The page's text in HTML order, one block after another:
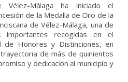
Vélez-Málaga ha iniciado el
de la Medalla de Oro de la
de Vélez-Málaga, una de
importantes recogidas en el
de Honores y Distinciones, en
de más de quinientos
y dedicación al municipio y